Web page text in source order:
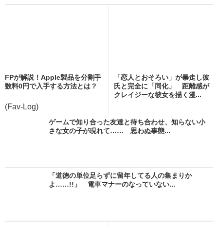
FPが解説！Apple製品を分割手
数料0円で入手する方法とは？
(Fav-Log)
「恋人とおそろい」が暴走し彼
氏と完全に「同化」 距離感が
クレイジーな彼女を描く漫...
ゲームで知り合った友達と待ち合わせ、知らない小
さな女の子が現れて…… 思わぬ事態...
「道徳の単位足らずに留年してる人の集まりか
よ……!!」 電車マナーのなっていない...